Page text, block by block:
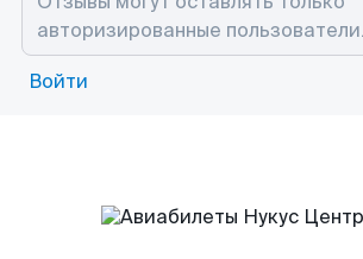
Войти